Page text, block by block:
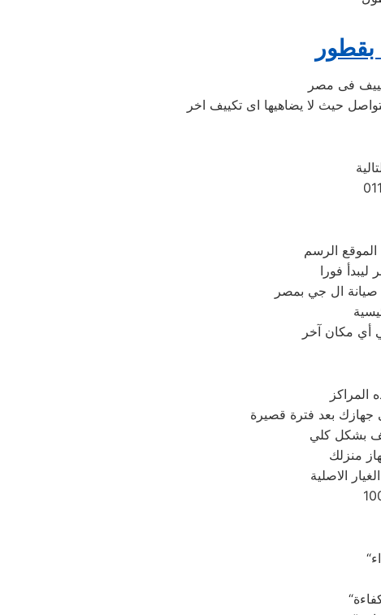
الرسم
فورا
صيانة ال جي بمصر
أي مكان آخر
منزلك
الاصلية